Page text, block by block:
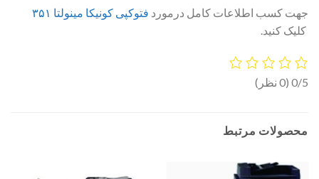
جهت کسب اطلاعات کامل درمورد فتوکپی کونیکا مینولتا ۳۵۱
کلیک کنید.
0/5 (0 نظر)
محصولات مرتبط